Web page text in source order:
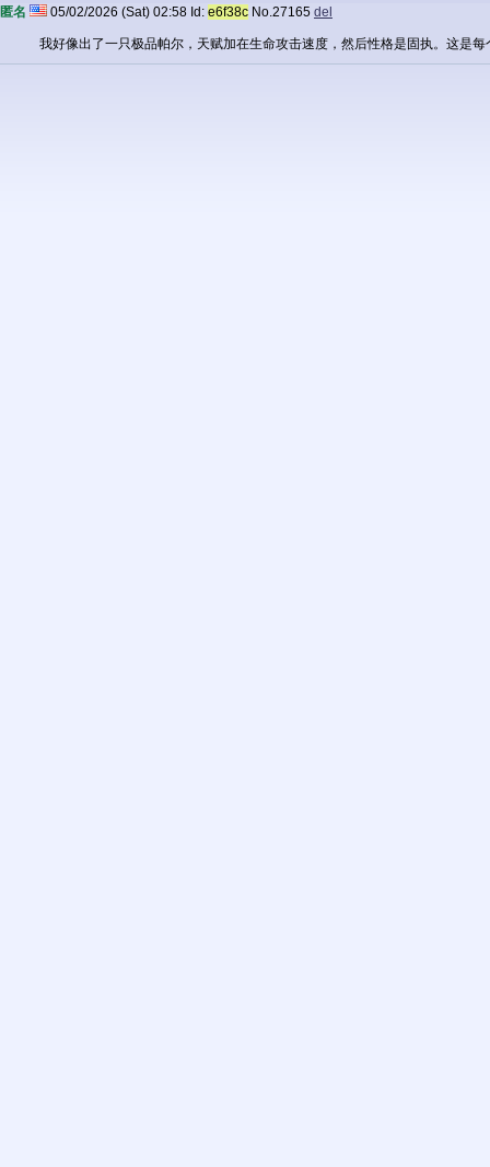
匿名 05/02/2026 (Sat) 02:58 Id: e6f38c No.27165 del
我好像出了一只极品帕尔，天赋加在生命攻击速度，然后性格是固执。这是